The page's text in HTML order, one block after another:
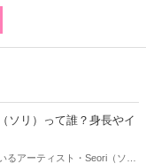
ソリ）って誰？身長やイ
るアーティスト・Seori（ソ